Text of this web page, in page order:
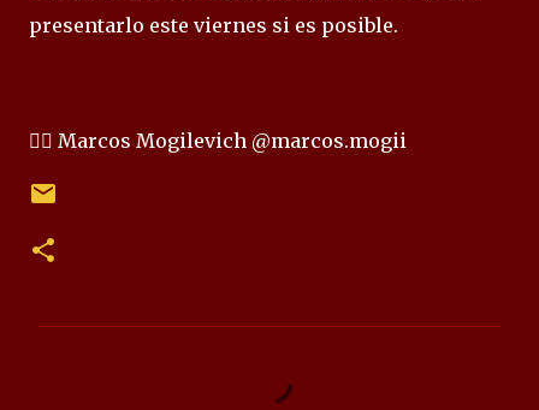
presentarlo este viernes si es posible.
✍🏻 Marcos Mogilevich @marcos.mogii